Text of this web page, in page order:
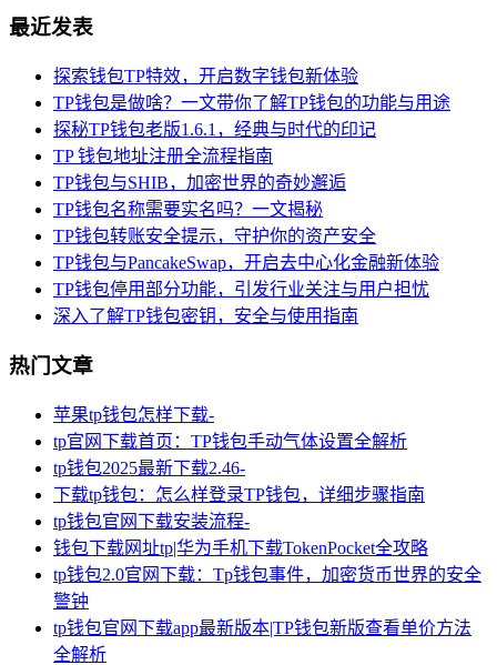
最近发表
探索钱包TP特效，开启数字钱包新体验
TP钱包是做啥？一文带你了解TP钱包的功能与用途
探秘TP钱包老版1.6.1，经典与时代的印记
TP 钱包地址注册全流程指南
TP钱包与SHIB，加密世界的奇妙邂逅
TP钱包名称需要实名吗？一文揭秘
TP钱包转账安全提示，守护你的资产安全
TP钱包与PancakeSwap，开启去中心化金融新体验
TP钱包停用部分功能，引发行业关注与用户担忧
深入了解TP钱包密钥，安全与使用指南
热门文章
苹果tp钱包怎样下载-
tp官网下载首页：TP钱包手动气体设置全解析
tp钱包2025最新下载2.46-
下载tp钱包：怎么样登录TP钱包，详细步骤指南
tp钱包官网下载安装流程-
钱包下载网址tp|华为手机下载TokenPocket全攻略
tp钱包2.0官网下载：Tp钱包事件，加密货币世界的安全
警钟
tp钱包官网下载app最新版本|TP钱包新版查看单价方法
全解析